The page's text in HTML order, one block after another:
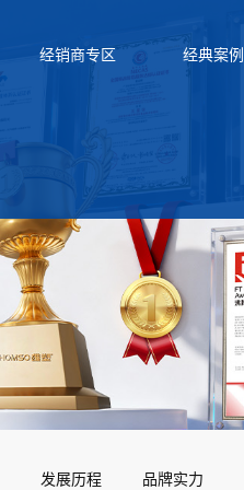
经销商专区 经典案例
发展历程 品牌实力